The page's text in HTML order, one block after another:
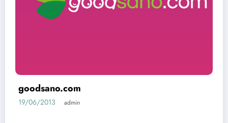
goodsano.com
19/06/2013 admin